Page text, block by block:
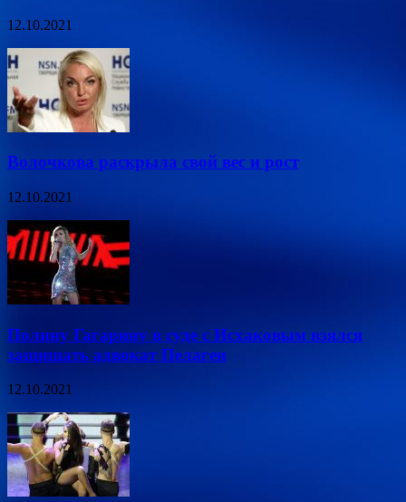
12.10.2021
Волочкова раскрыла свой вес и рост
12.10.2021
Полину Гагарину в суде с Исхаковым взялся
защищать адвокат Пелагеи
12.10.2021